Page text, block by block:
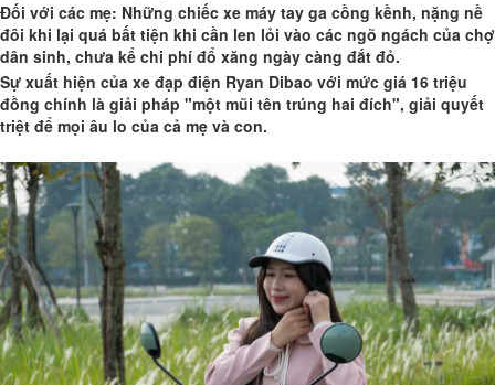
Đối với các mẹ: Những chiếc xe máy tay ga cồng kềnh, nặng nề
đôi khi lại quá bất tiện khi cần len lỏi vào các ngõ ngách của chợ
dân sinh, chưa kể chi phí đổ xăng ngày càng đắt đỏ.
Sự xuất hiện của xe đạp điện Ryan Dibao với mức giá 16 triệu
đồng chính là giải pháp "một mũi tên trúng hai đích", giải quyết
triệt để mọi âu lo của cả mẹ và con.